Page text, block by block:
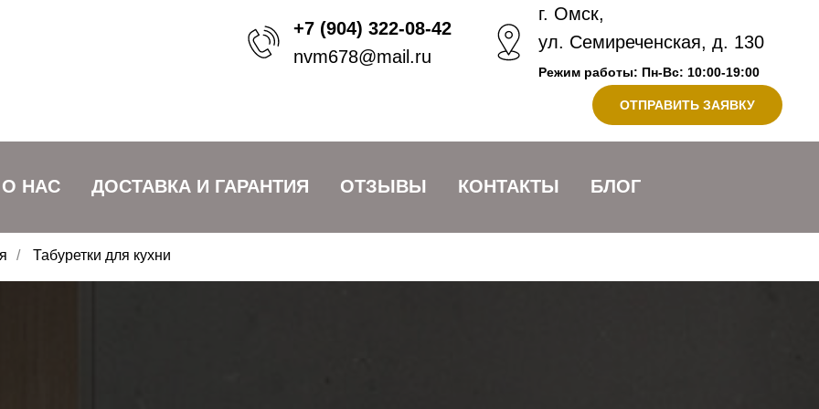
+7 (904) 322-08-42
nvm678@mail.ru
г. Омск,
ул. Семиреченская, д. 130
Режим работы: Пн-Вс: 10:00-19:00
ОТПРАВИТЬ ЗАЯВКУ
О НАС ДОСТАВКА И ГАРАНТИЯ ОТЗЫВЫ КОНТАКТЫ БЛОГ
/ Табуретки для кухни